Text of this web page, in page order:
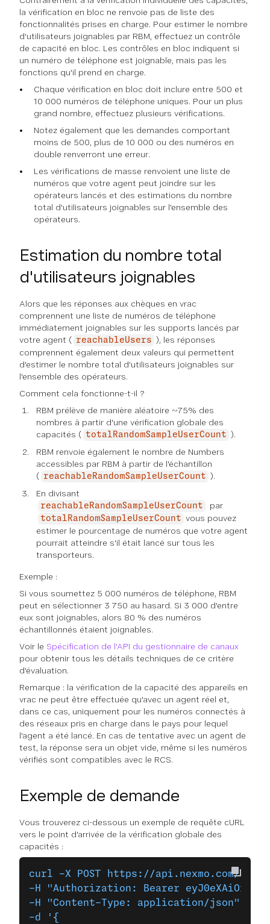
la vérification en bloc ne renvoie pas de liste des
fonctionnalités prises en charge. Pour estimer le nombre
d'utilisateurs joignables par RBM, effectuez un contrôle
de capacité en bloc. Les contrôles en bloc indiquent si
un numéro de téléphone est joignable, mais pas les
fonctions qu'il prend en charge.
Chaque vérification en bloc doit inclure entre 500 et
10 000 numéros de téléphone uniques. Pour un plus
grand nombre, effectuez plusieurs vérifications.
Notez également que les demandes comportant
moins de 500, plus de 10 000 ou des numéros en
double renverront une erreur.
Les vérifications de masse renvoient une liste de
numéros que votre agent peut joindre sur les
opérateurs lancés et des estimations du nombre
total d'utilisateurs joignables sur l'ensemble des
opérateurs.
Estimation du nombre total
d'utilisateurs joignables
Alors que les réponses aux chèques en vrac
comprennent une liste de numéros de téléphone
immédiatement joignables sur les supports lancés par
votre agent ( reachableUsers ), les réponses
comprennent également deux valeurs qui permettent
d'estimer le nombre total d'utilisateurs joignables sur
l'ensemble des opérateurs.
Comment cela fonctionne-t-il ?
RBM prélève de manière aléatoire ~75% des
nombres à partir d'une vérification globale des
capacités ( totalRandomSampleUserCount ).
RBM renvoie également le nombre de Numbers
accessibles par RBM à partir de l'échantillon
( reachableRandomSampleUserCount ).
En divisant
reachableRandomSampleUserCount par
totalRandomSampleUserCount vous pouvez
estimer le pourcentage de numéros que votre agent
pourrait atteindre s'il était lancé sur tous les
transporteurs.
Exemple :
Si vous soumettez 5 000 numéros de téléphone, RBM
peut en sélectionner 3 750 au hasard. Si 3 000 d'entre
eux sont joignables, alors 80 % des numéros
échantillonnés étaient joignables.
Voir le Spécification de l'API du gestionnaire de canaux
pour obtenir tous les détails techniques de ce critère
d'évaluation.
Remarque : la vérification de la capacité des appareils en
vrac ne peut être effectuée qu'avec un agent réel et,
dans ce cas, uniquement pour les numéros connectés à
des réseaux pris en charge dans le pays pour lequel
l'agent a été lancé. En cas de tentative avec un agent de
test, la réponse sera un objet vide, même si les numéros
vérifiés sont compatibles avec le RCS.
Exemple de demande
Vous trouverez ci-dessous un exemple de requête cURL
vers le point d'arrivée de la vérification globale des
capacités :
curl -X POST https://api.nexmo.com/v1/
-H "Authorization: Bearer
-H "Content-Type: application/json" \
-d '{